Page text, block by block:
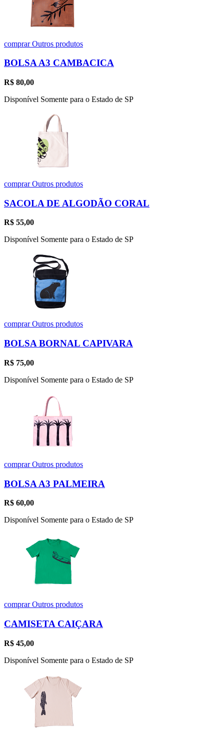
comprarOutros produtos
BOLSA A3 CAMBACICA
R$ 80,00
Disponível Somente para o Estado de SP
comprarOutros produtos
SACOLA DE ALGODÃO CORAL
R$ 55,00
Disponível Somente para o Estado de SP
comprarOutros produtos
BOLSA BORNAL CAPIVARA
R$ 75,00
Disponível Somente para o Estado de SP
comprarOutros produtos
BOLSA A3 PALMEIRA
R$ 60,00
Disponível Somente para o Estado de SP
comprarOutros produtos
CAMISETA CAIÇARA
R$ 45,00
Disponível Somente para o Estado de SP